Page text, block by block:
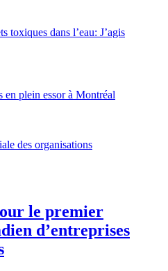
toxiques dans l’eau: J’agis
plein essor à Montréal
des organisations
le premier
d’entreprises